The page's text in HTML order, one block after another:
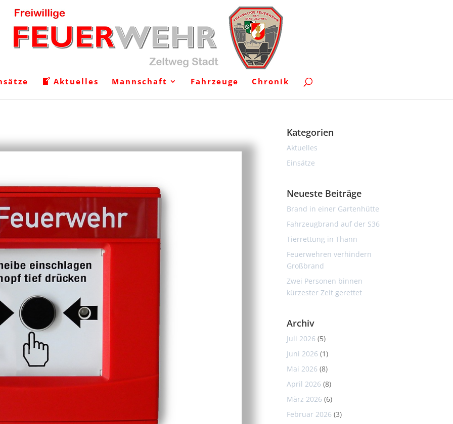
Aktuelles Mannschaft Fahrzeuge Chronik
Kategorien
Aktuelles
Einsätze
Neueste Beiträge
Brand in einer Gartenhütte
Fahrzeugbrand auf der S36
Tierrettung in Thann
Feuerwehren verhindern
Großbrand
Zwei Personen binnen
kürzester Zeit gerettet
Archiv
Juli 2026 (5)
Juni 2026 (1)
Mai 2026 (8)
April 2026 (8)
März 2026 (6)
Februar 2026 (3)